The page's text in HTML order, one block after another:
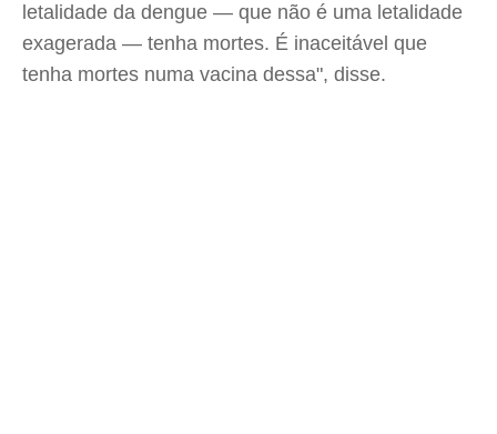
letalidade da dengue — que não é uma letalidade
exagerada — tenha mortes. É inaceitável que
tenha mortes numa vacina dessa", disse.